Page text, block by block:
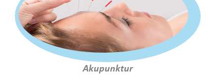
Akupunktur